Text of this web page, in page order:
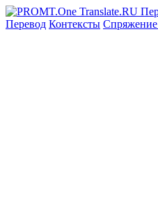
Перевод Контексты Спряжение